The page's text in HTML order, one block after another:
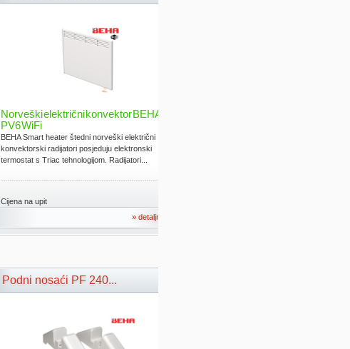
Norveški električni konvektor BEHA
PV6 WiFi
BEHA Smart heater štedni norveški električni
konvektorski radijatori posjeduju elektronski
termostat s Triac tehnologijom. Radijatori...
Cijena na upit
» detaljno
Podni nosaći PF 240...